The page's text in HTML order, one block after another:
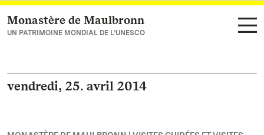
Vers la page d’accueil
Monastère de Maulbronn
UN PATRIMOINE MONDIAL DE L’UNESCO
vendredi, 25. avril 2014